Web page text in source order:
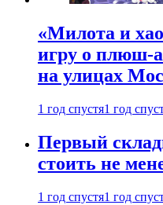
«Милота и
игру о плюш-
на улицах
1 год спустя1 год
Первый
стоить не
1 год спустя1 год